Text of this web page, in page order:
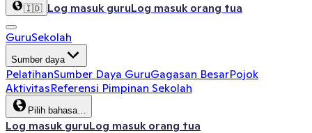
🇮🇩 Log masuk guruLog masuk orang tua
GuruSekolah
Sumber daya
PelatihanSumber Daya GuruGagasan BesarPojok
AktivitasReferensi Pimpinan Sekolah
Pilih bahasa…
Log masuk guruLog masuk orang tua